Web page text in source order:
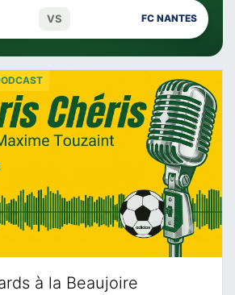
VS FC NANTES
à la Beaujoire